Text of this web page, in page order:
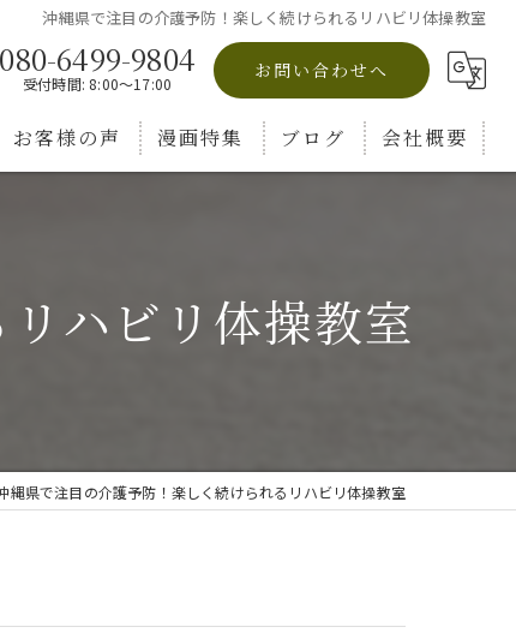
沖縄県で注目の介護予防！楽しく続けられるリハビリ体操教室
080-6499-9804
受付時間: 8:00～17:00
お問い合わせへ
お客様の声 漫画特集 ブログ 会社概要
ハビリ体操教室
縄県で注目の介護予防！楽しく続けられるリハビリ体操教室